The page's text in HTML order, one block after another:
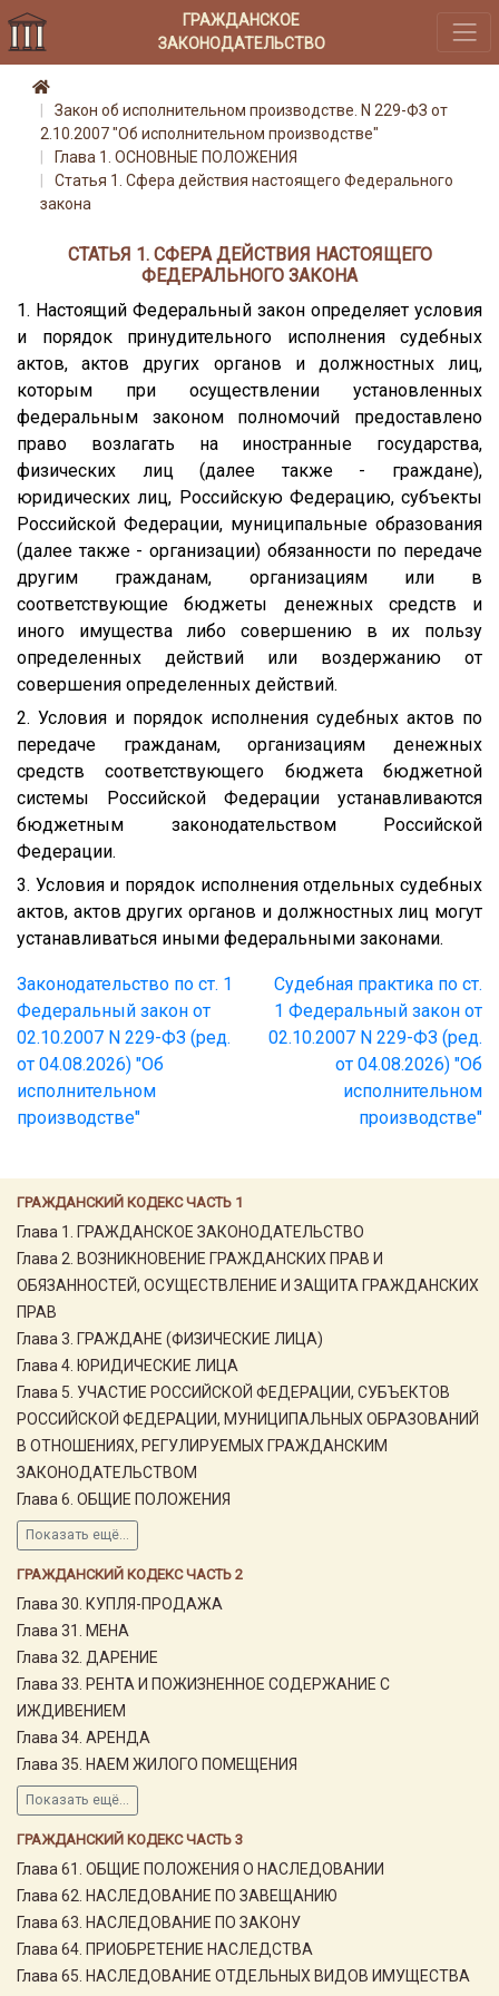
ГРАЖДАНСКОЕ
ЗАКОНОДАТЕЛЬСТВО
ГРАЖДАНСКИЙ КОДЕКС ЧАСТЬ 1
Глава 1. ГРАЖДАНСКОЕ ЗАКОНОДАТЕЛЬСТВО
Глава 2. ВОЗНИКНОВЕНИЕ ГРАЖДАНСКИХ ПРАВ И
ОБЯЗАННОСТЕЙ, ОСУЩЕСТВЛЕНИЕ И ЗАЩИТА ГРАЖДАНСКИХ
ПРАВ
Глава 3. ГРАЖДАНЕ (ФИЗИЧЕСКИЕ ЛИЦА)
Глава 4. ЮРИДИЧЕСКИЕ ЛИЦА
Глава 5. УЧАСТИЕ РОССИЙСКОЙ ФЕДЕРАЦИИ, СУБЪЕКТОВ
РОССИЙСКОЙ ФЕДЕРАЦИИ, МУНИЦИПАЛЬНЫХ ОБРАЗОВАНИЙ
В ОТНОШЕНИЯХ, РЕГУЛИРУЕМЫХ ГРАЖДАНСКИМ
ЗАКОНОДАТЕЛЬСТВОМ
Глава 6. ОБЩИЕ ПОЛОЖЕНИЯ
Показать ещё...
ГРАЖДАНСКИЙ КОДЕКС ЧАСТЬ 2
Глава 30. КУПЛЯ-ПРОДАЖА
Глава 31. МЕНА
Глава 32. ДАРЕНИЕ
Глава 33. РЕНТА И ПОЖИЗНЕННОЕ СОДЕРЖАНИЕ С
ИЖДИВЕНИЕМ
Глава 34. АРЕНДА
Глава 35. НАЕМ ЖИЛОГО ПОМЕЩЕНИЯ
Показать ещё...
ГРАЖДАНСКИЙ КОДЕКС ЧАСТЬ 3
Глава 61. ОБЩИЕ ПОЛОЖЕНИЯ О НАСЛЕДОВАНИИ
Глава 62. НАСЛЕДОВАНИЕ ПО ЗАВЕЩАНИЮ
Глава 63. НАСЛЕДОВАНИЕ ПО ЗАКОНУ
Глава 64. ПРИОБРЕТЕНИЕ НАСЛЕДСТВА
Глава 65. НАСЛЕДОВАНИЕ ОТДЕЛЬНЫХ ВИДОВ ИМУЩЕСТВА
Закон об исполнительном производстве. N 229-ФЗ от
2.10.2007 "Об исполнительном производстве"
Глава 1. ОСНОВНЫЕ ПОЛОЖЕНИЯ
Статья 1. Сфера действия настоящего Федерального
закона
СТАТЬЯ 1. СФЕРА ДЕЙСТВИЯ НАСТОЯЩЕГО
ФЕДЕРАЛЬНОГО ЗАКОНА
1. Настоящий Федеральный закон определяет условия
и порядок принудительного исполнения судебных
актов, актов других органов и должностных лиц,
которым при осуществлении установленных
федеральным законом полномочий предоставлено
право возлагать на иностранные государства,
физических лиц (далее также - граждане),
юридических лиц, Российскую Федерацию, субъекты
Российской Федерации, муниципальные образования
(далее также - организации) обязанности по передаче
другим гражданам, организациям или в
соответствующие бюджеты денежных средств и
иного имущества либо совершению в их пользу
определенных действий или воздержанию от
совершения определенных действий.
2. Условия и порядок исполнения судебных актов по
передаче гражданам, организациям денежных
средств соответствующего бюджета бюджетной
системы Российской Федерации устанавливаются
бюджетным законодательством Российской
Федерации.
3. Условия и порядок исполнения отдельных судебных
актов, актов других органов и должностных лиц могут
устанавливаться иными федеральными законами.
Законодательство по ст. 1
Федеральный закон от
02.10.2007 N 229-ФЗ (ред.
от 04.08.2026) "Об
исполнительном
производстве"
Судебная практика по ст.
1 Федеральный закон от
02.10.2007 N 229-ФЗ (ред.
от 04.08.2026) "Об
исполнительном
производстве"